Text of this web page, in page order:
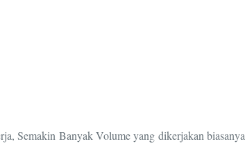
Semakin Banyak Volume yang dikerjakan biasanya